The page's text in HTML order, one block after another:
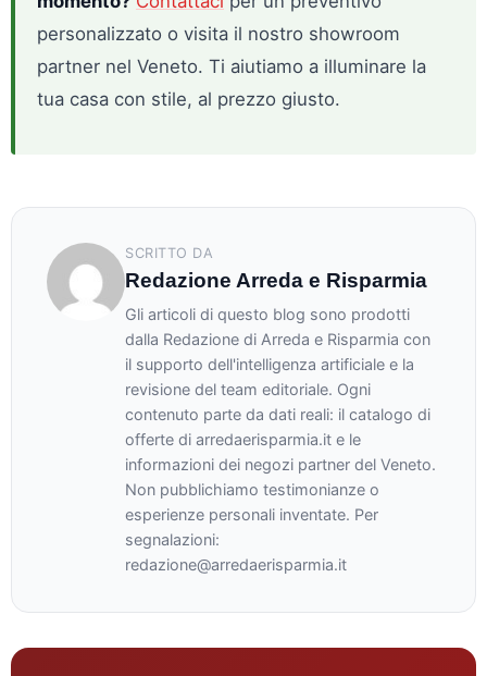
personalizzato o visita il nostro showroom
partner nel Veneto. Ti aiutiamo a illuminare la
tua casa con stile, al prezzo giusto.
SCRITTO DA
Redazione Arreda e Risparmia
Gli articoli di questo blog sono prodotti
dalla Redazione di Arreda e Risparmia con
il supporto dell'intelligenza artificiale e la
revisione del team editoriale. Ogni
contenuto parte da dati reali: il catalogo di
offerte di arredaerisparmia.it e le
informazioni dei negozi partner del Veneto.
Non pubblichiamo testimonianze o
esperienze personali inventate. Per
segnalazioni:
redazione@arredaerisparmia.it